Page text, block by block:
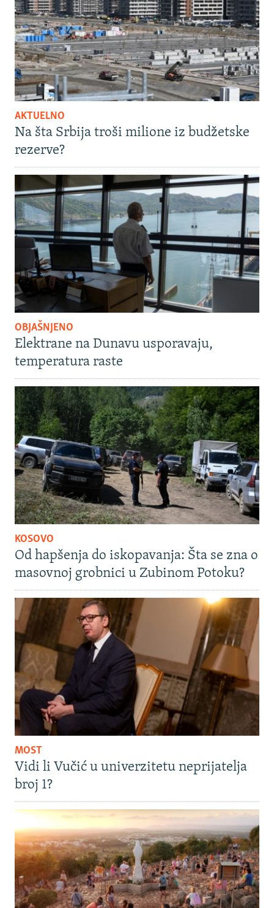
AKTUELNO
Na šta Srbija troši milione iz budžetske
rezerve?
OBJAŠNJENO
Elektrane na Dunavu usporavaju,
temperatura raste
KOSOVO
Od hapšenja do iskopavanja: Šta se zna o
masovnoj grobnici u Zubinom Potoku?
MOST
Vidi li Vučić u univerzitetu neprijatelja
broj 1?